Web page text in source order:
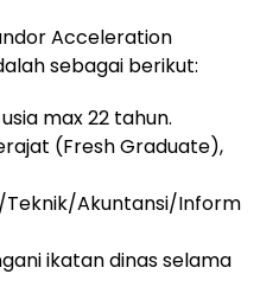
Acceleration
sebagai berikut:
max 22 tahun.
(Fresh Graduate),
Akuntansi/Inform
ikatan dinas selama